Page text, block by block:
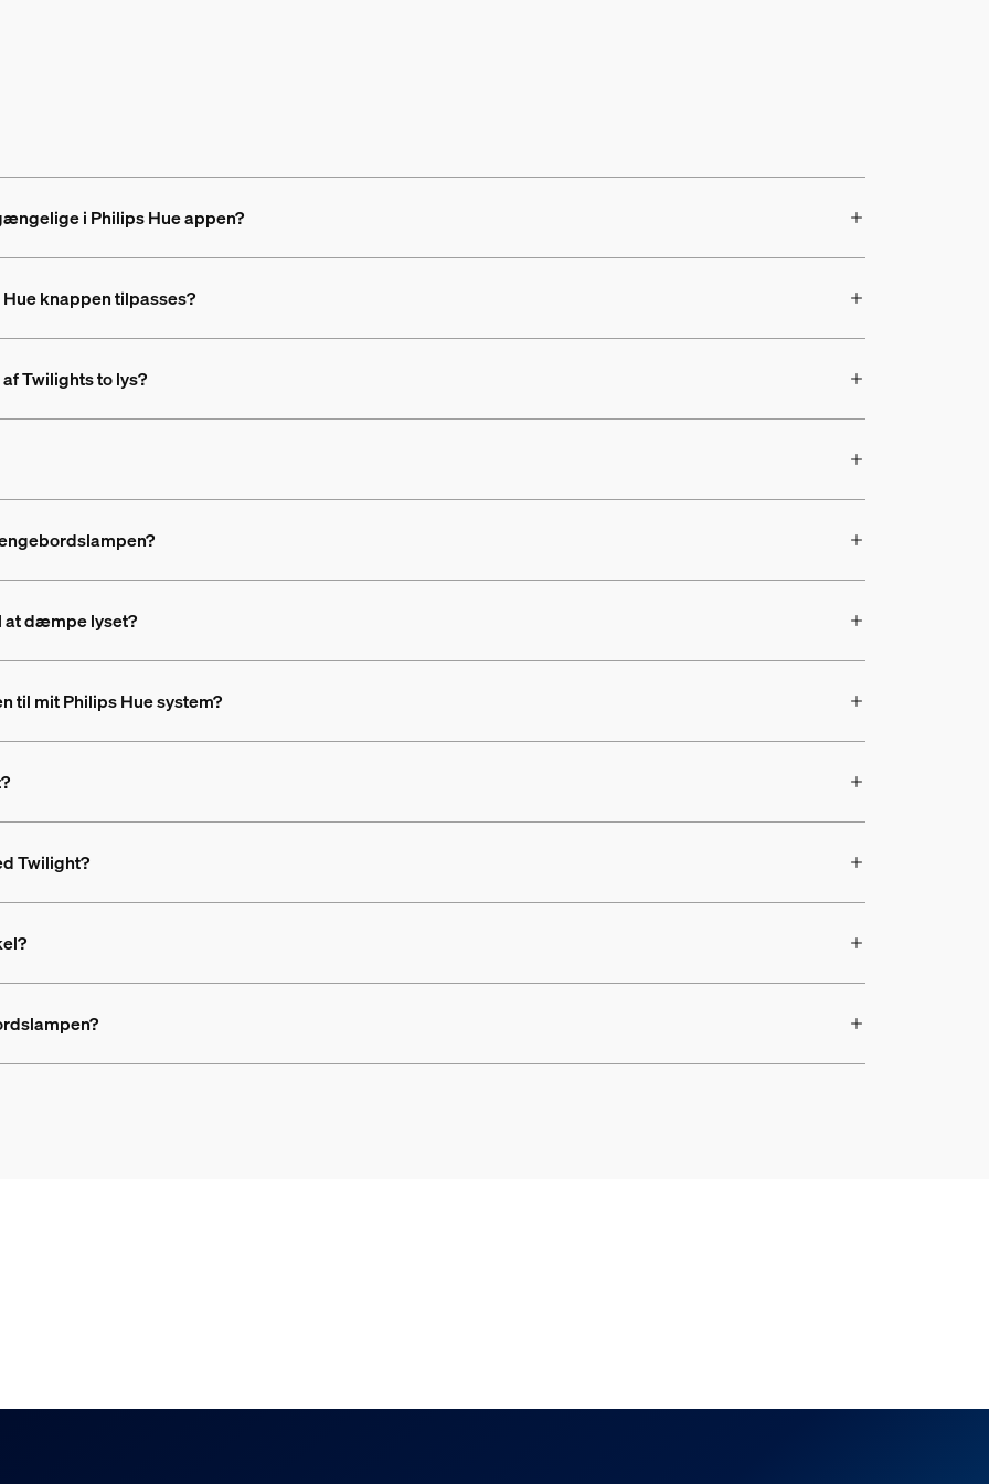
i Philips Hue appen?
knappen tilpasses?
Twilights to lys?
at dæmpe lyset?
til mit Philips Hue system?
Twilight?